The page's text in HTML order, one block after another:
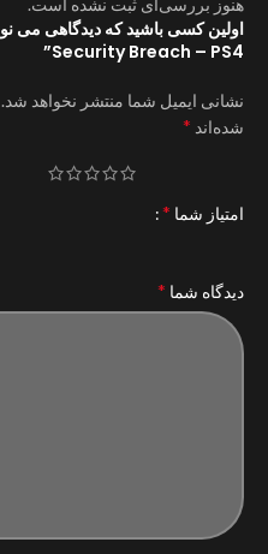
هنوز بررسی‌ای ثبت نشده است.
Security Breach – PS4”
نشانی ایمیل شما منتشر نخواهد شد.
شده‌اند *
امتیاز شما *
دیدگاه شما *